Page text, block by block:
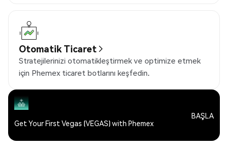
Otomatik Ticaret
Stratejilerinizi otomatikleştirmek ve optimize etmek
için Phemex ticaret botlarını keşfedin.
Get Your First Vegas (VEGAS) with Phemex
BAŞLA